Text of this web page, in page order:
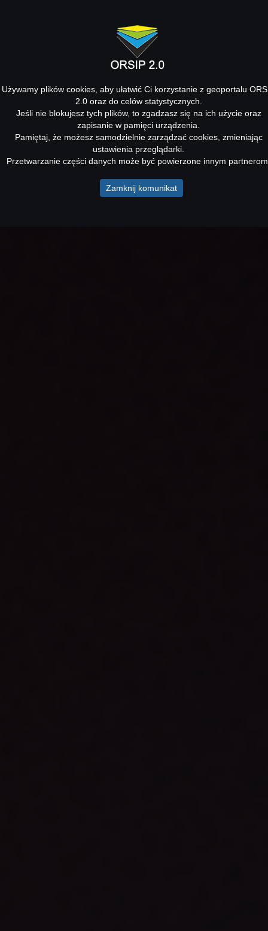
Używamy plików cookies, aby ułatwić Ci korzystanie z geoportalu
2.0 oraz do celów statystycznych.
Jeśli nie blokujesz tych plików, to zgadzasz się na ich użycie oraz
zapisanie w pamięci urządzenia.
Pamiętaj, że możesz samodzielnie zarządzać cookies, zmieniając
ustawienia przeglądarki.
Przetwarzanie części danych może być powierzone innym
Zamknij komunikat